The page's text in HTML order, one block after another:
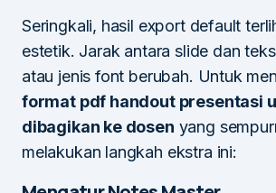
Seringkali, hasil export default
estetik. Jarak antara slide dan
atau jenis font berubah. Untuk
format pdf handout presentasi
dibagikan ke dosen yang
melakukan langkah ekstra ini: